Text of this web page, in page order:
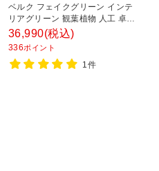
ベルク フェイクグリーン インテ
リアグリーン 観葉植物 人工 卓上
ポット GR4234
36,990(税込)
336ポイント
1件